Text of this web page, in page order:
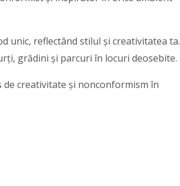
unic, reflectând stilul și creativitatea ta.
grădini și parcuri în locuri deosebite.
de creativitate și nonconformism în